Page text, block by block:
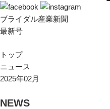
ブライダル産業新聞
最新号
トップ
ニュース
2025年02月
NEWS